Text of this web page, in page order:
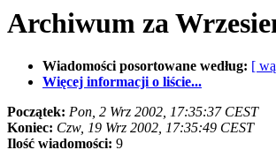
Archiwum za
Wiadomości posortowane według: [
Więcej informacji o liście...
Początek: Pon, 2 Wrz 2002, 17:35:37 CEST
Koniec: Czw, 19 Wrz 2002, 17:35:49 CEST
Ilość wiadomości: 9